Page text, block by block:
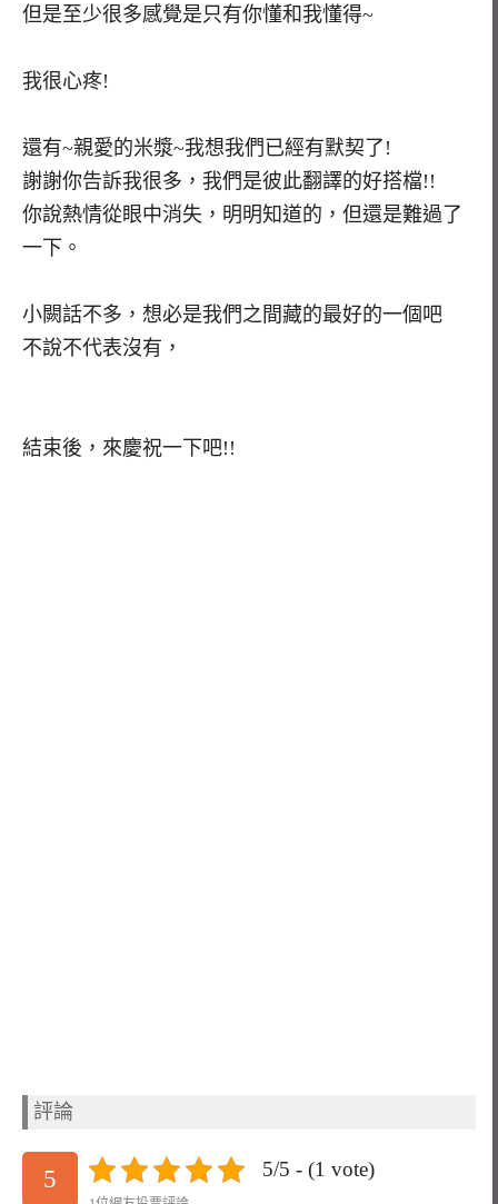
但是至少很多感覺是只有你懂和我懂得~
我很心疼!
還有~親愛的米漿~我想我們已經有默契了!
謝謝你告訴我很多，我們是彼此翻譯的好搭檔!!
你說熱情從眼中消失，明明知道的，但還是難過了
一下。
小闕話不多，想必是我們之間藏的最好的一個吧
不說不代表沒有，
結束後，來慶祝一下吧!!
評論
5 5/5 - (1 vote)